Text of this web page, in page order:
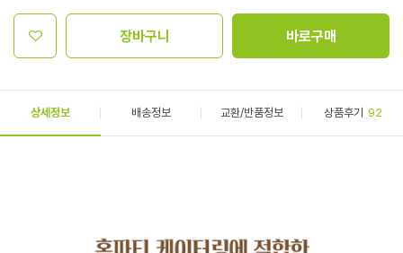
장바구니 바로구매
상세정보 배송정보 교환/반품정보 상품후기 92